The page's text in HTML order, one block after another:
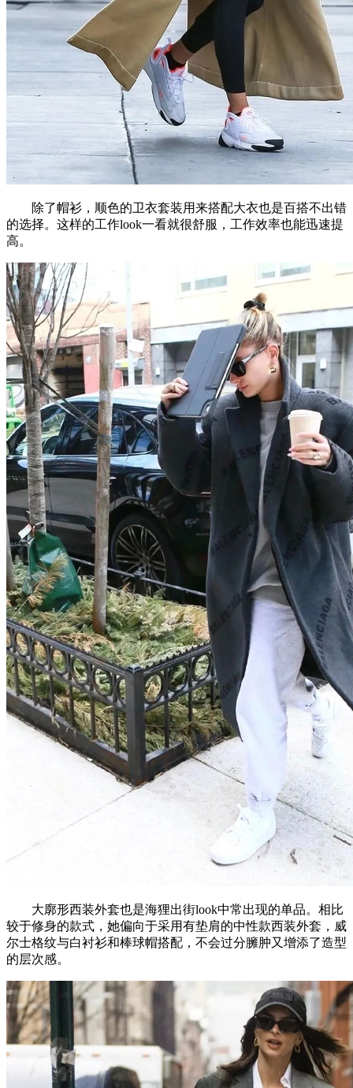
除了帽衫，顺色的卫衣套装用来搭配大衣也是百搭不出错
的选择。这样的工作look一看就很舒服，工作效率也能迅速提
高。
大廓形西装外套也是海狸出街look中常出现的单品。相比
较于修身的款式，她偏向于采用有垫肩的中性款西装外套，威
尔士格纹与白衬衫和棒球帽搭配，不会过分臃肿又增添了造型
的层次感。